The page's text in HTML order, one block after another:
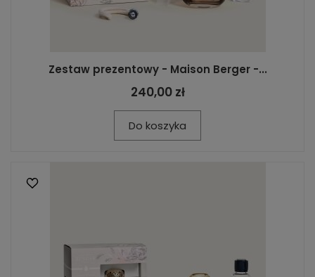
Zestaw prezentowy - Maison Berger -...
240,00 zł
Do koszyka